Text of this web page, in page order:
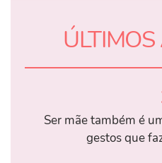
Ser mãe também é
gestos que